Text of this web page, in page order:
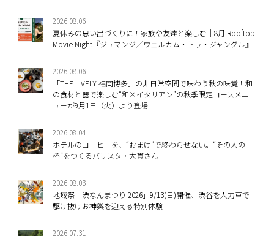
2026.08.06
夏休みの思い出づくりに！家族や友達と楽しむ｜8月 Rooftop
Movie Night『ジュマンジ／ウェルカム・トゥ・ジャングル』
2026.08.06
「THE LIVELY 福岡博多」の非日常空間で味わう秋の味覚！和
の食材と器で楽しむ“和×イタリアン”の秋季限定コースメニ
ューが9月1日（火）より登場
2026.08.04
ホテルのコーヒーを、“おまけ”で終わらせない。“その人の一
杯”をつくるバリスタ・大貫さん
2026.08.03
地域祭「渋なんまつり 2026」9/13(日)開催、渋谷を人力車で
駆け抜けお神輿を迎える特別体験
2026.07.31